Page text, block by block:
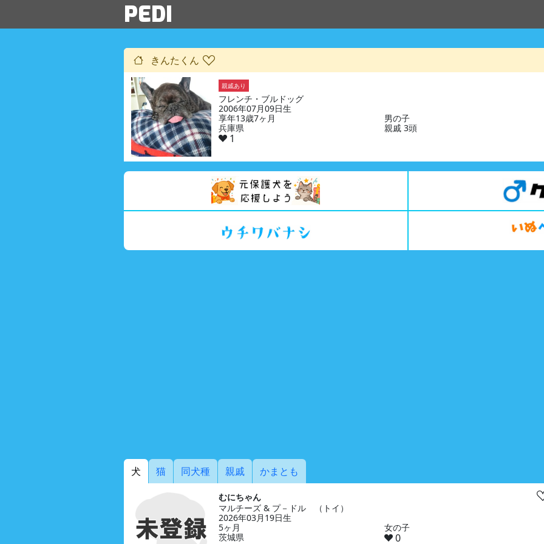
PEDI
きんたくん
親戚あり
フレンチ・ブルドッグ
2006年07月09日生
享年13歳7ヶ月
男の子
兵庫県
親戚 3頭
1
犬 猫 同犬種 親戚 かまとも
むにちゃん
マルチーズ & プ－ドル （トイ）
2026年03月19日生
5ヶ月
女の子
茨城県
0